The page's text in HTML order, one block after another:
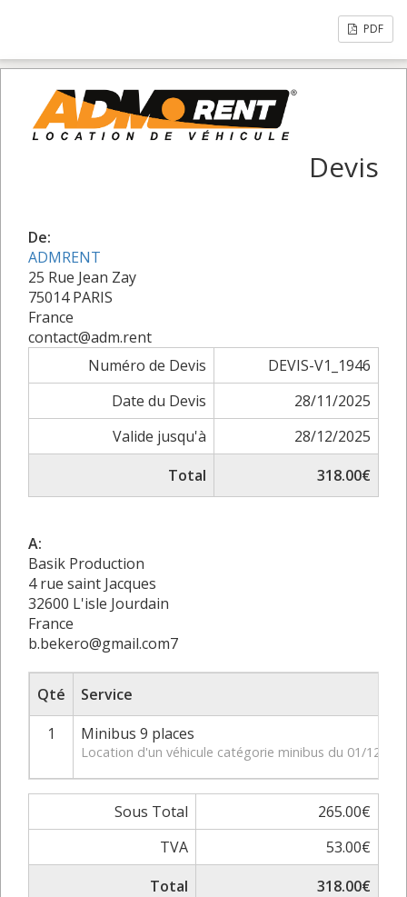
PDF
Devis
De:
ADMRENT
25 Rue Jean Zay
75014 PARIS
France
contact@adm.rent
Numéro de Devis
DEVIS-V1_1946
Date du Devis
28/11/2025
Valide jusqu'à
28/12/2025
Total
318.00€
A:
Basik Production
4 rue saint Jacques
32600 L'isle Jourdain
France
b.bekero@gmail.com7
Qté
Service
1
Minibus 9 places
Location d'un véhicule catégorie minibus du 01/12/
Sous Total
265.00€
TVA
53.00€
Total
318.00€